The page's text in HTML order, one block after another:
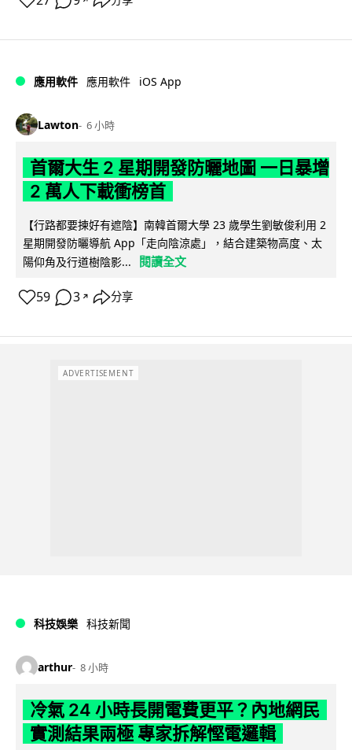
應用軟件 應用軟件 iOS App
Lawton 6 小時
首爾大生 2 星期開發防曬地圖 一日暴增
2 萬人下載衝榜首
【行路都要揀好有遮陰】南韓首爾大學 23 歲學生劉敏俊利用 2
星期開發防曬導航 App「走向陰涼處」，結合建築物高度、太
陽仰角及行道樹陰影...
閱讀全文
59 3 ↗ 分享
ADVERTISEMENT
科技娛樂 科技新聞
arthur 8 小時
冷氣 24 小時長開電費更平？內地網民
實測結果兩極 專家拆解慳電邏輯